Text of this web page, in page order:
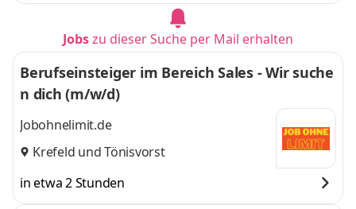
Jobszu dieser Suche per Mail erhalten
Berufseinsteiger im Bereich Sales - Wir suche
n dich (m/w/d)
Jobohnelimit.de
Krefeld undTönisvorst
in etwa 2 Stunden